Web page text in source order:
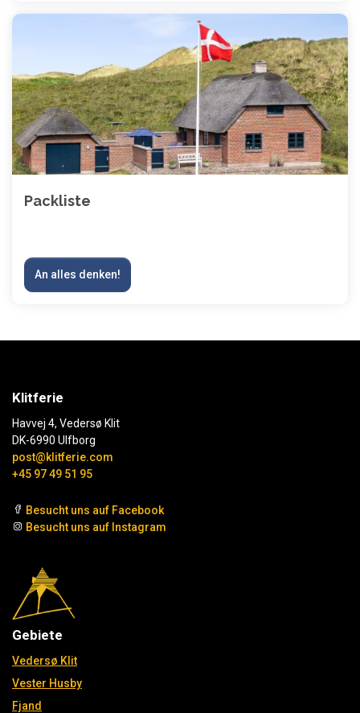
Packliste
An alles denken!
Klitferie
Havvej 4, Vedersø Klit
DK-6990 Ulfborg
post@klitferie.com
+45 97 49 51 95
Besucht uns auf Facebook
Besucht uns auf Instagram
Gebiete
Vedersø Klit
Vester Husby
Fjand